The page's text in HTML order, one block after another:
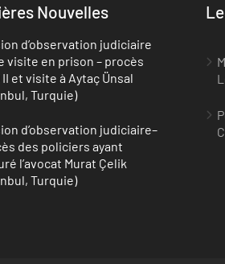
Nouvelles
d’observation judiciaire
visite en prison – procès
II et visite à Aytaç Ünsal
Turquie)
d’observation judiciaire–
des policiers ayant
l’avocat Murat Çelik
Turquie)